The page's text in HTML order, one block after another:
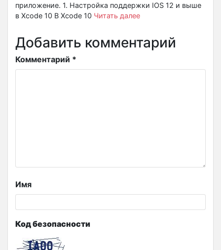
приложение. 1. Настройка поддержки IOS 12 и выше
в Xcode 10 В Xcode 10 Читать далее
Добавить комментарий
Комментарий *
Имя
Код безопасности